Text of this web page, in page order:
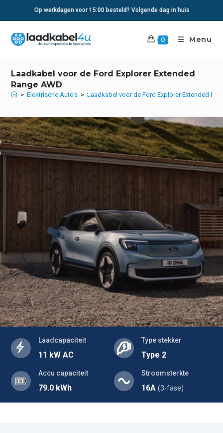
Op werkdagen voor 15:00 besteld? Volgende dag in huis
0 Menu
Laadkabel voor de Ford Explorer Extended
Range AWD
> Elektrische Auto's > Laadkabel voor de Ford Explorer Extended
Laadcapaciteit
11 kW AC
Type stekker
Type 2
Accu capaciteit
79.0 kWh
Stroomsterkte
16A (3-fase)